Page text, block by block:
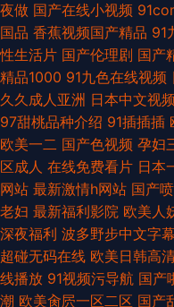
夜做 国产在线小视频
国品 香蕉视频国产精品 91
性生活片 国产伦理剧 国产
精品1000 91九色在线视频
久久成人亚洲 日本中文视
97甜桃品种介绍 91插插插
欧美一二 国产色视频 孕妇
区成人 在线免费看片 日本
网站 最新激情h网站 国产
老妇 最新福利影院 欧美人
深夜福利 波多野步中文字幕
超碰无码在线 欧美日韩高
线播放 91视频污导航 国产
潮 欧美肏屄一区二区 国产